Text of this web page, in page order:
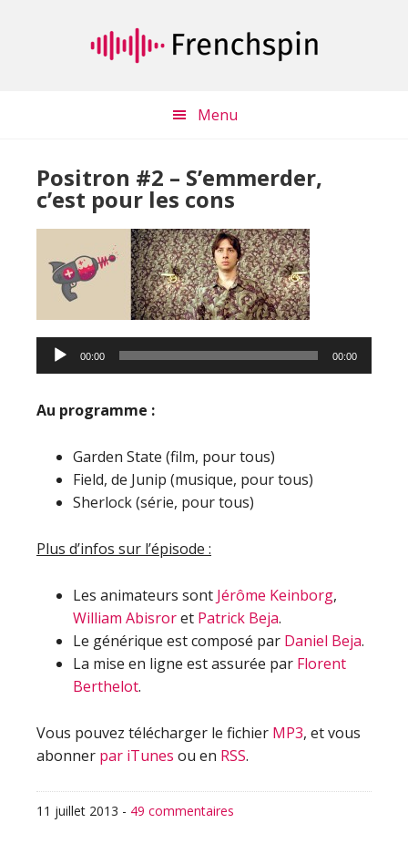
Menu
Positron #2 – S’emmerder,
c’est pour les cons
Lecteur
audio
00:00 00:00
Au programme :
Garden State (film, pour tous)
Field, de Junip (musique, pour tous)
Sherlock (série, pour tous)
Plus d’infos sur l’épisode :
Les animateurs sont Jérôme Keinborg,
William Abisroret Patrick Beja.
Le générique est composé par Daniel Beja.
La mise en ligne est assurée par Florent
Berthelot.
Vous pouvez télécharger le fichier MP3, et vous
abonner par iTunes ou en RSS.
11 juillet 2013 - 49 commentaires